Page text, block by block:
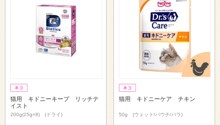
猫用 キドニーキープ リッチテ
イスト
200g(25g×8) (ドライ)
猫用 キドニーケア チキン
50g (ウェット/パウチ/バラ)